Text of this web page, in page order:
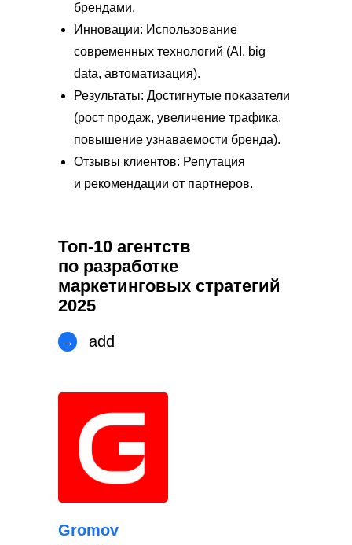
брендами.
Инновации: Использование
современных технологий (AI, big
data, автоматизация).
Результаты: Достигнутые показатели
(рост продаж, увеличение трафика,
повышение узнаваемости бренда).
Отзывы клиентов: Репутация
и рекомендации от партнеров.
Топ-10 агентств
по разработке
маркетинговых стратегий
2025
Gromov
→ add